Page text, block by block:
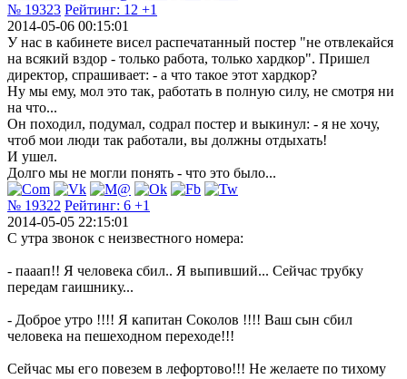
№ 19323 Рейтинг: 12 +1
2014-05-06 00:15:01
У нас в кабинете висел распечатанный постер "не отвлекайся
на всякий вздор - только работа, только хардкор". Пришел
директор, спрашивает: - а что такое этот хардкор?
Ну мы ему, мол это так, работать в полную силу, не смотря ни
на что...
Он походил, подумал, содрал постер и выкинул: - я не хочу,
чтоб мои люди так работали, вы должны отдыхать!
И ушел.
Долго мы не могли понять - что это было...
№ 19322 Рейтинг: 6 +1
2014-05-05 22:15:01
С утра звонок с неизвестного номера:
- пааап!! Я человека сбил.. Я выпивший... Сейчас трубку
передам гаишнику...
- Доброе утро !!!! Я капитан Соколов !!!! Ваш сын сбил
человека на пешеходном переходе!!!
Сейчас мы его повезем в лефортово!!! Не желаете по тихому